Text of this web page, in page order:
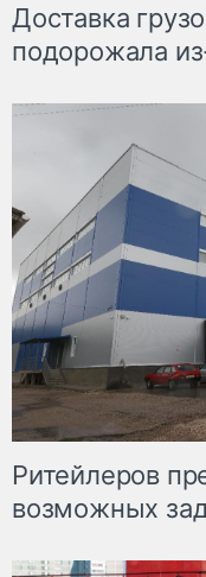
Доставка
подорожала
Ритейлеров
возможных